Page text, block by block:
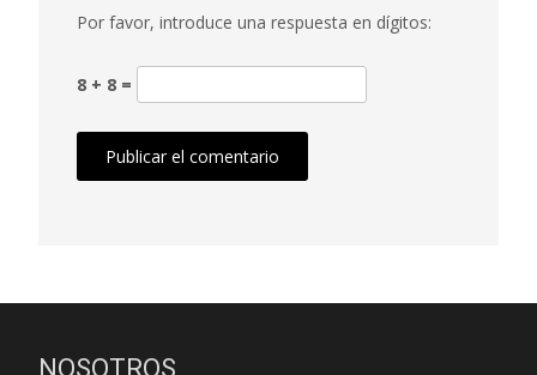
Por favor, introduce una respuesta en dígitos:
8 + 8 =
NOSOTROS